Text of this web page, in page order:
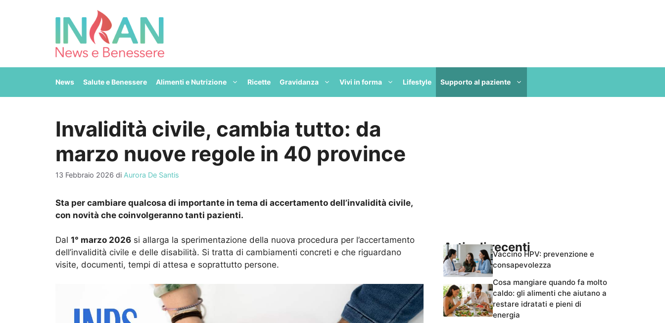
News Salute e Benessere Alimenti e Nutrizione Ricette Gravidanza Vivi in forma Lifestyle Supporto al paziente
Invalidità civile, cambia tutto: da
marzo nuove regole in 40 province
13 Febbraio 2026 di Aurora De Santis
Sta per cambiare qualcosa di importante in tema di accertamento dell’invalidità civile,
con novità che coinvolgeranno tanti pazienti.
Dal 1° marzo 2026 si allarga la sperimentazione della nuova procedura per l’accertamento
dell’invalidità civile e delle disabilità. Si tratta di cambiamenti concreti e che riguardano
visite, documenti, tempi di attesa e soprattutto persone.
Articoli recentiVaccino HPV: prevenzione e
consapevolezza
Cosa mangiare quando fa molto
caldo: gli alimenti che aiutano a
restare idratati e pieni di
energia